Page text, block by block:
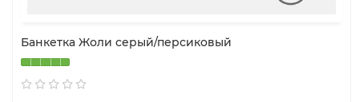
Банкетка Жоли серый/персиковый